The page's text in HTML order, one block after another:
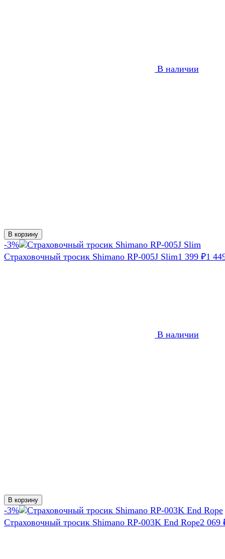
В наличии
В корзину
-3%
Страховочный тросик Shimano RP-005J Slim1 399 ₽1
В наличии
В корзину
-3%
Страховочный тросик Shimano RP-003K End Rope2 069